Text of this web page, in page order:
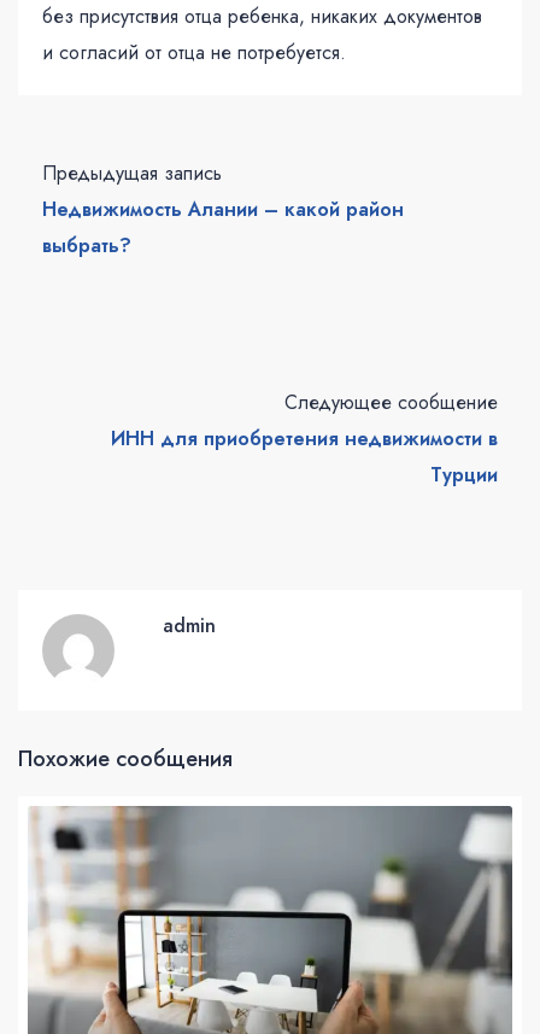
без присутствия отца ребенка, никаких документов
и согласий от отца не потребуется.
Предыдущая запись
Недвижимость Алании – какой район
выбрать?
Следующее сообщение
ИНН для приобретения недвижимости в
Турции
admin
Похожие сообщения